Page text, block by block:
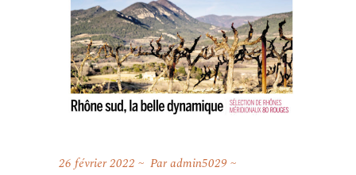
26 février 2022 Paradmin5029